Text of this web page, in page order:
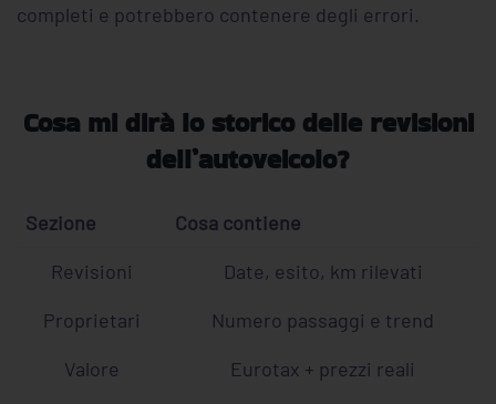
completi e potrebbero contenere degli errori.
Cosa mi dirà lo storico delle revisioni
dell’autoveicolo?
Sezione
Cosa contiene
Revisioni
Date, esito, km rilevati
Proprietari
Numero passaggi e trend
Valore
Eurotax + prezzi reali